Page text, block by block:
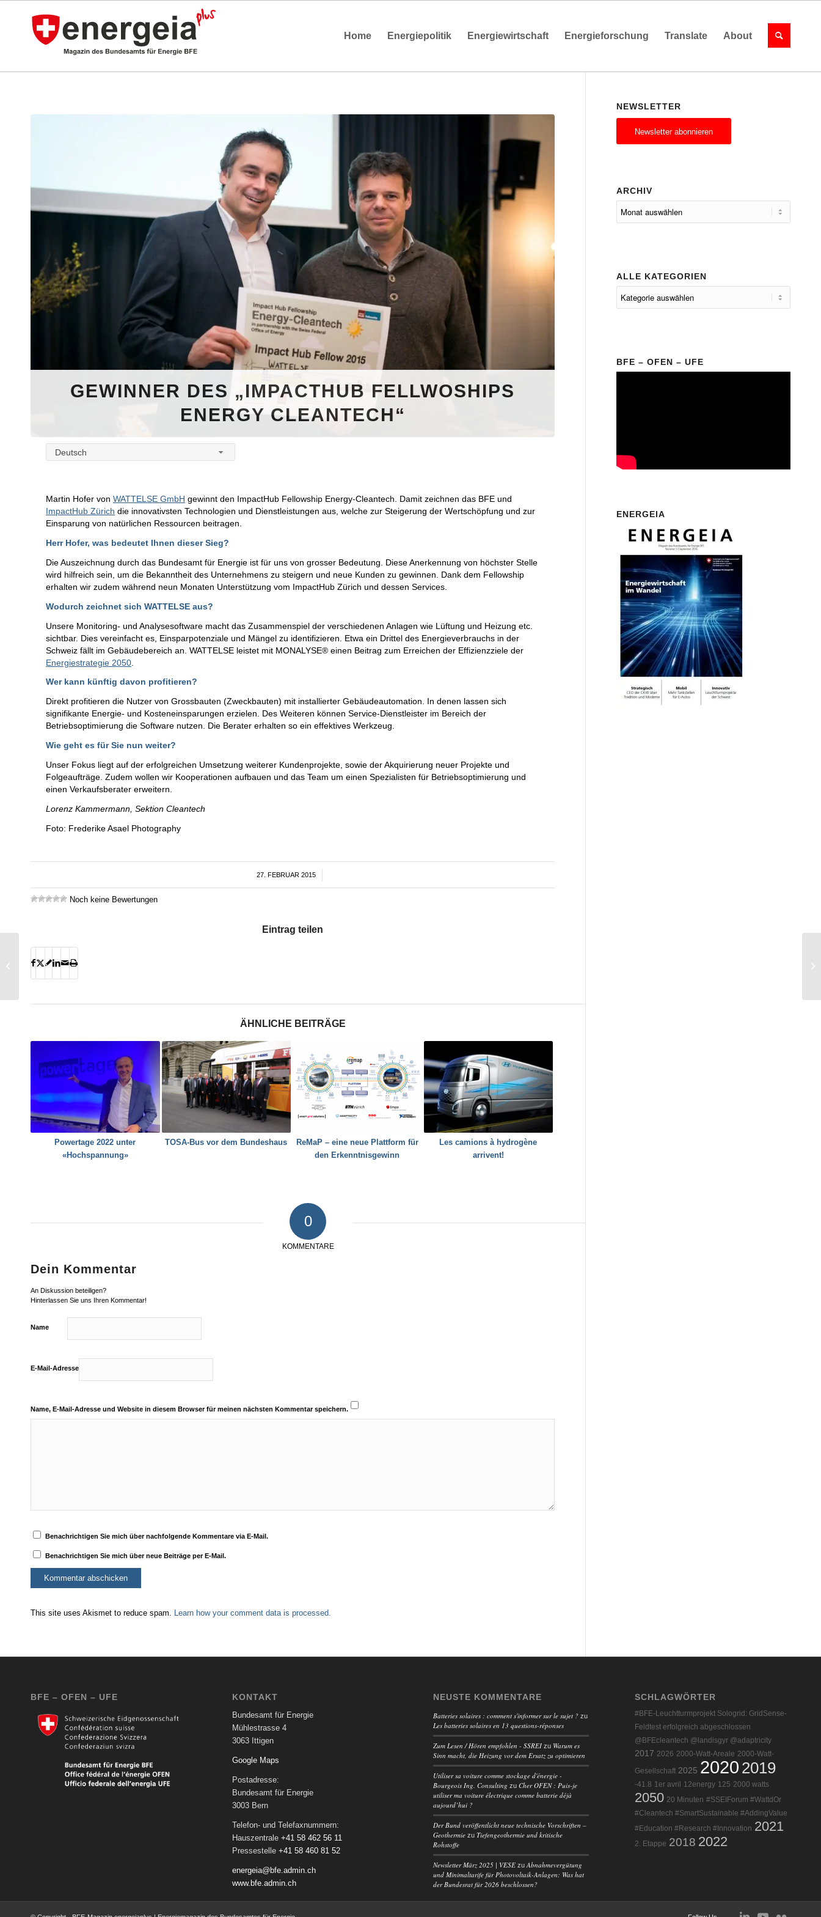
Home Energiepolitik Energiewirtschaft Energieforschung Translate About
GEWINNER DES „IMPACTHUB FELLWOSHIPS
ENERGY CLEANTECH“
Deutsch
Martin Hofer von WATTELSE GmbH gewinnt den ImpactHub Fellowship Energy-Cleantech. Damit zeichnen das BFE und
ImpactHub Zürich die innovativsten Technologien und Dienstleistungen aus, welche zur Steigerung der Wertschöpfung und zur
Einsparung von natürlichen Ressourcen beitragen.
Herr Hofer, was bedeutet Ihnen dieser Sieg?
Die Auszeichnung durch das Bundesamt für Energie ist für uns von grosser Bedeutung. Diese Anerkennung von höchster Stelle
wird hilfreich sein, um die Bekanntheit des Unternehmens zu steigern und neue Kunden zu gewinnen. Dank dem Fellowship
erhalten wir zudem während neun Monaten Unterstützung vom ImpactHub Zürich und dessen Services.
Wodurch zeichnet sich WATTELSE aus?
Unsere Monitoring- und Analysesoftware macht das Zusammenspiel der verschiedenen Anlagen wie Lüftung und Heizung etc.
sichtbar. Dies vereinfacht es, Einsparpotenziale und Mängel zu identifizieren. Etwa ein Drittel des Energieverbrauchs in der
Schweiz fällt im Gebäudebereich an. WATTELSE leistet mit MONALYSE® einen Beitrag zum Erreichen der Effizienzziele der
Energiestrategie 2050
Wer kann künftig davon profitieren?
Direkt profitieren die Nutzer von Grossbauten (Zweckbauten) mit installierter Gebäudeautomation. In denen lassen sich
signifikante Energie- und Kosteneinsparungen erzielen. Des Weiteren können Service-Dienstleister im Bereich der
Betriebsoptimierung die Software nutzen. Die Berater erhalten so ein effektives Werkzeug.
Wie geht es für Sie nun weiter?
Unser Fokus liegt auf der erfolgreichen Umsetzung weiterer Kundenprojekte, sowie der Akquirierung neuer Projekte und
Folgeaufträge. Zudem wollen wir Kooperationen aufbauen und das Team um einen Spezialisten für Betriebsoptimierung und
einen Verkaufsberater erweitern.
Lorenz Kammermann, Sektion Cleantech
Foto: Frederike Asael Photography
27. FEBRUAR 2015
/
Noch keine Bewertungen
Eintrag teilen
ÄHNLICHE BEITRÄGE
Powertage 2022 unter
«Hochspannung»
TOSA-Bus vor dem Bundeshaus
ReMaP – eine neue Plattform für
den Erkenntnisgewinn
Les camions à hydrogène
arrivent!
0
KOMMENTARE
Dein Kommentar
An Diskussion beteiligen?
Hinterlassen Sie uns Ihren Kommentar!
Name
E-Mail-Adresse
Name, E-Mail-Adresse und Website in diesem Browser für meinen nächsten Kommentar speichern.
Benachrichtigen Sie mich über nachfolgende Kommentare via E-Mail.
Benachrichtigen Sie mich über neue Beiträge per E-Mail.
This site uses Akismet to reduce spam. Learn how your comment data is processed.
NEWSLETTER
Newsletter abonnieren
ARCHIV
ALLE KATEGORIEN
BFE – OFEN – UFE
ENERGEIA
BFE – OFEN – UFE KONTAKT
Bundesamt für Energie
Mühlestrasse 4
3063 Ittigen
Google Maps
Postadresse:
Bundesamt für Energie
3003 Bern
Telefon- und Telefaxnummern:
Hauszentrale +41 58 462 56 11
Pressestelle +41 58 460 81 52
energeia@bfe.admin.ch
www.bfe.admin.ch
NEUSTE KOMMENTARE
Batteries solaires : comment s'informer sur le sujet ? zu
Les batteries solaires en 13 questions-réponses
Zum Lesen / Hören empfohlen - SSREI zu Warum es
Sinn macht, die Heizung vor dem Ersatz zu optimieren
Utiliser sa voiture comme stockage d'énergie -
Bourgeois Ing. Consulting zuCher OFEN : Puis-je
utiliser ma voiture électrique comme batterie déjà
aujourd’hui ?
Der Bund veröffentlicht neue technische Vorschriften –
Geothermie zuTiefengeothermie und kritische
Rohstoffe
Newsletter März 2025 | VESE zuAbnahmevergütung
und Minimaltarife für Photovoltaik-Anlagen: Was hat
der Bundesrat für 2026 beschlossen?
SCHLAGWÖRTER
#BFE-Leuchtturmprojekt Sologrid: GridSense-
Feldtest erfolgreich abgeschlossen
@BFEcleantech @landisgyr @adaptricity
2017 2026 2000-Watt-Areale 2000-Watt-
Gesellschaft 2025 2020 2019
-41.8 1er avril 12energy 125 2000 watts
2050 20 Minuten #SSEIForum #WattdOr
#Cleantech #SmartSustainable #AddingValue
#Education #Research #Innovation 2021
2. Etappe 2018 2022
für den öffentlichen
Verkehr